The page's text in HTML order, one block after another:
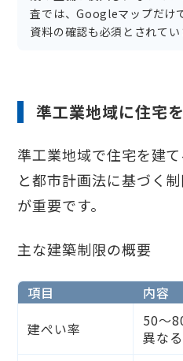
査では、Googleマップだけ
資料の確認も必須とされてい
準工業地域に住宅
準工業地域で住宅を建
と都市計画法に基づく
が重要です。
主な建築制限の概要
項目
内容
建ぺい率
50〜
異なる